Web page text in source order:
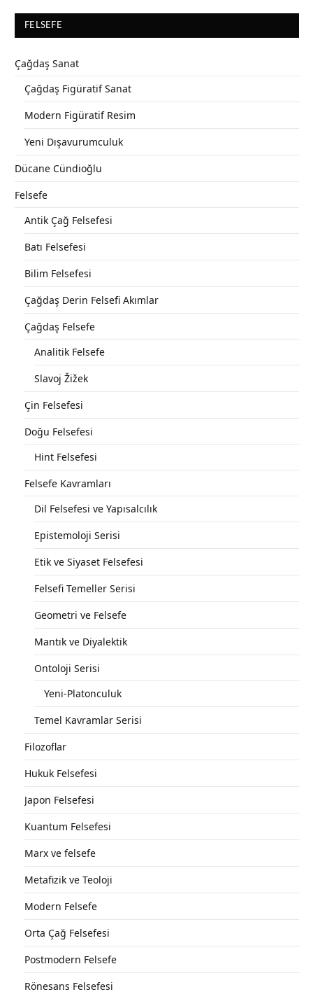
FELSEFE
Çağdaş Sanat
Çağdaş Figüratif Sanat
Modern Figüratif Resim
Yeni Dışavurumculuk
Dücane Cündioğlu
Felsefe
Antik Çağ Felsefesi
Batı Felsefesi
Bilim Felsefesi
Çağdaş Derin Felsefi Akımlar
Çağdaş Felsefe
Analitik Felsefe
Slavoj Žižek
Çin Felsefesi
Doğu Felsefesi
Hint Felsefesi
Felsefe Kavramları
Dil Felsefesi ve Yapısalcılık
Epistemoloji Serisi
Etik ve Siyaset Felsefesi
Felsefi Temeller Serisi
Geometri ve Felsefe
Mantık ve Diyalektik
Ontoloji Serisi
Yeni-Platonculuk
Temel Kavramlar Serisi
Filozoflar
Hukuk Felsefesi
Japon Felsefesi
Kuantum Felsefesi
Marx ve felsefe
Metafizik ve Teoloji
Modern Felsefe
Orta Çağ Felsefesi
Postmodern Felsefe
Rönesans Felsefesi